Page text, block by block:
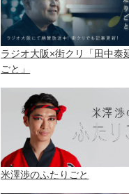
ラジオ大阪×街クリ「田中泰
ごと」
米澤渉のふたりごと